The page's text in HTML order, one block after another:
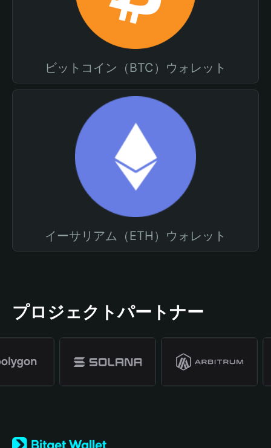
ビットコイン（BTC）ウォレット
イーサリアム（ETH）ウォレット
プロジェクトパートナー